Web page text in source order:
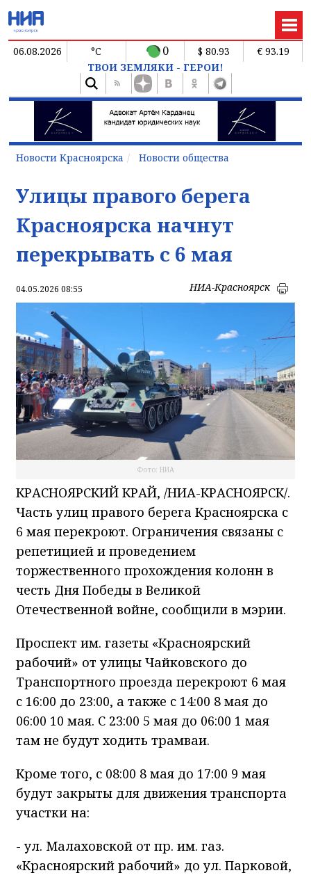
06.08.2026 °C 0 $ 80.93
€ 93.19
ТВОИ ЗЕМЛЯКИ - ГЕРОИ!
Новости Красноярска Новости общества
Улицы правого берега
Красноярска начнут
перекрывать с 6 мая
04.05.2026 08:55 НИА-Красноярск
Фото: НИА
КРАСНОЯРСКИЙ КРАЙ, /НИА-КРАСНОЯРСК/.
Часть улиц правого берега Красноярска с
6 мая перекроют. Ограничения связаны с
репетицией и проведением
торжественного прохождения колонн в
честь Дня Победы в Великой
Отечественной войне, сообщили в мэрии.
Проспект им. газеты «Красноярский
рабочий» от улицы Чайковского до
Транспортного проезда перекроют 6 мая
с 16:00 до 23:00, а также с 14:00 8 мая до
06:00 10 мая. С 23:00 5 мая до 06:00 1 мая
там не будут ходить трамваи.
​Кроме того, с 08:00 8 мая до 17:00 9 мая
будут закрыты для движения транспорта
участки на:
- ул. Малаховской от пр. им. газ.
«Красноярский рабочий» до ул. Парковой,